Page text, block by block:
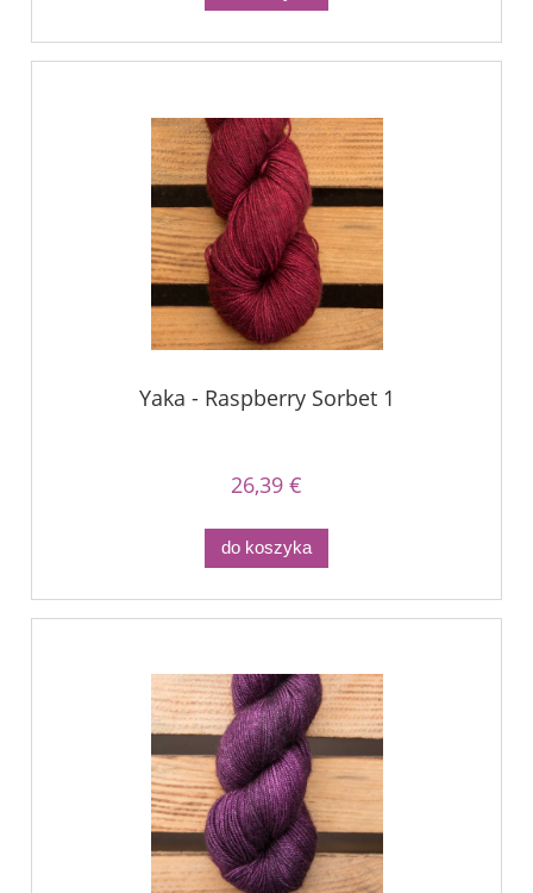
Yaka - Raspberry Sorbet 1
26,39 €
do koszyka